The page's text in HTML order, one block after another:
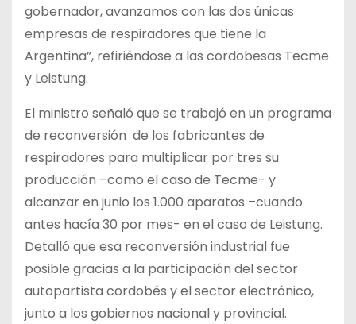
gobernador, avanzamos con las dos únicas
empresas de respiradores que tiene la
Argentina”, refiriéndose a las cordobesas Tecme
y Leistung.
El ministro señaló que se trabajó en un programa
de reconversión de los fabricantes de
respiradores para multiplicar por tres su
producción –como el caso de Tecme- y
alcanzar en junio los 1.000 aparatos –cuando
antes hacía 30 por mes- en el caso de Leistung.
Detalló que esa reconversión industrial fue
posible gracias a la participación del sector
autopartista cordobés y el sector electrónico,
junto a los gobiernos nacional y provincial.